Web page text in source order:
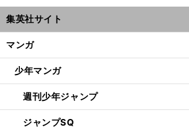
集英社サイト
マンガ
少年マンガ
週刊少年ジャンプ
ジャンプSQ